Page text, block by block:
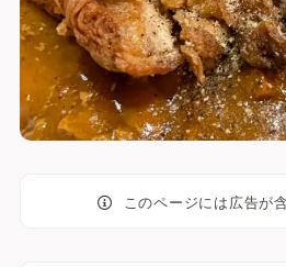
このページには広告が